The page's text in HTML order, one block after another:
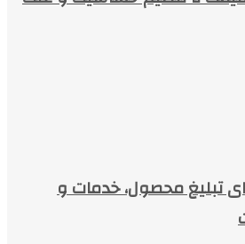
تبلیغ محصول، خدمات و